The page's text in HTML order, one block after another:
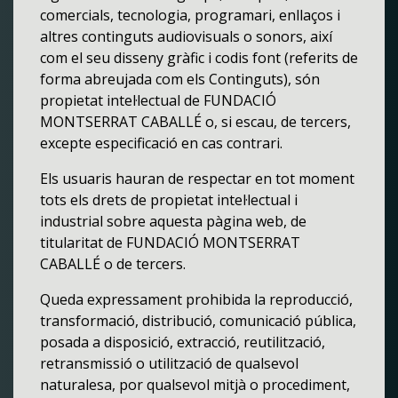
comercials, tecnologia, programari, enllaços i
altres continguts audiovisuals o sonors, així
com el seu disseny gràfic i codis font (referits de
forma abreujada com els Continguts), són
propietat intel·lectual de FUNDACIÓ
MONTSERRAT CABALLÉ o, si escau, de tercers,
excepte especificació en cas contrari.
Els usuaris hauran de respectar en tot moment
tots els drets de propietat intel·lectual i
industrial sobre aquesta pàgina web, de
titularitat de FUNDACIÓ MONTSERRAT
CABALLÉ o de tercers.
Queda expressament prohibida la reproducció,
transformació, distribució, comunicació pública,
posada a disposició, extracció, reutilització,
retransmissió o utilització de qualsevol
naturalesa, por qualsevol mitjà o procediment,